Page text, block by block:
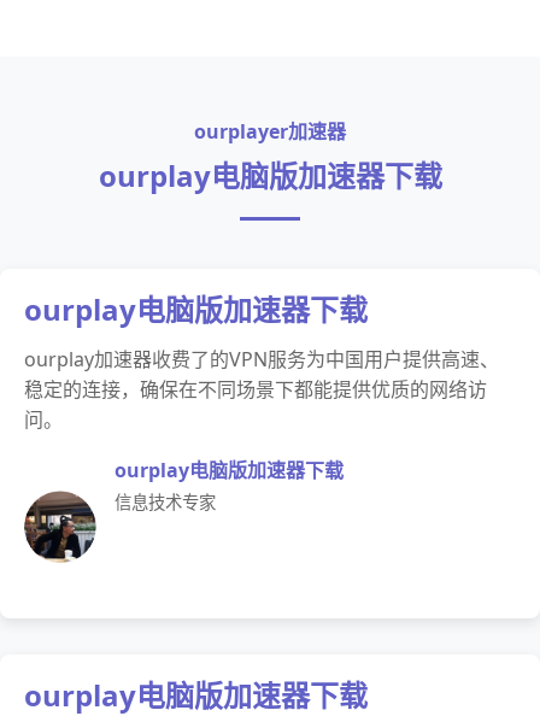
ourplayer加速器
ourplay电脑版加速器下载
ourplay电脑版加速器下载
ourplay加速器收费了的VPN服务为中国用户提供高速、
稳定的连接，确保在不同场景下都能提供优质的网络访
问。
ourplay电脑版加速器下载
信息技术专家
ourplay电脑版加速器下载